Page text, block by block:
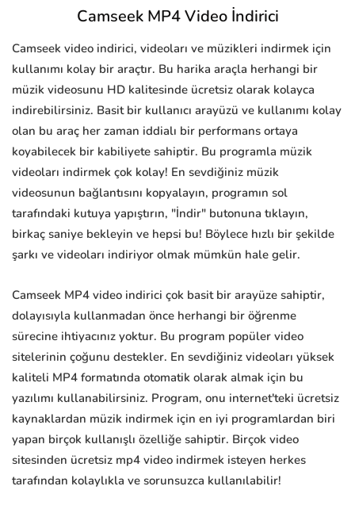
Camseek MP4 Video İndirici
Camseek video indirici, videoları ve müzikleri indirmek için
kullanımı kolay bir araçtır. Bu harika araçla herhangi bir
müzik videosunu HD kalitesinde ücretsiz olarak kolayca
indirebilirsiniz. Basit bir kullanıcı arayüzü ve kullanımı kolay
olan bu araç her zaman iddialı bir performans ortaya
koyabilecek bir kabiliyete sahiptir. Bu programla müzik
videoları indirmek çok kolay! En sevdiğiniz müzik
videosunun bağlantısını kopyalayın, programın sol
tarafındaki kutuya yapıştırın, "İndir" butonuna tıklayın,
birkaç saniye bekleyin ve hepsi bu! Böylece hızlı bir şekilde
şarkı ve videoları indiriyor olmak mümkün hale gelir.
Camseek MP4 video indirici çok basit bir arayüze sahiptir,
dolayısıyla kullanmadan önce herhangi bir öğrenme
sürecine ihtiyacınız yoktur. Bu program popüler video
sitelerinin çoğunu destekler. En sevdiğiniz videoları yüksek
kaliteli MP4 formatında otomatik olarak almak için bu
yazılımı kullanabilirsiniz. Program, onu internet'teki ücretsiz
kaynaklardan müzik indirmek için en iyi programlardan biri
yapan birçok kullanışlı özelliğe sahiptir. Birçok video
sitesinden ücretsiz mp4 video indirmek isteyen herkes
tarafından kolaylıkla ve sorunsuzca kullanılabilir!